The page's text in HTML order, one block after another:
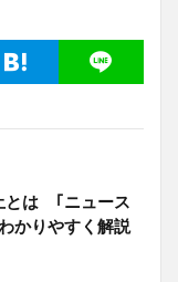
とは ｢ニュース
かりやすく解説